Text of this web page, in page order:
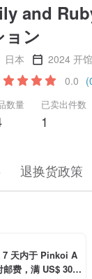
and
ョン
日本
2024 开馆
0.0
数量 已卖出件数
1
退换货政策
7 天内于 Pinkoi A
费，满 US$ 30.0